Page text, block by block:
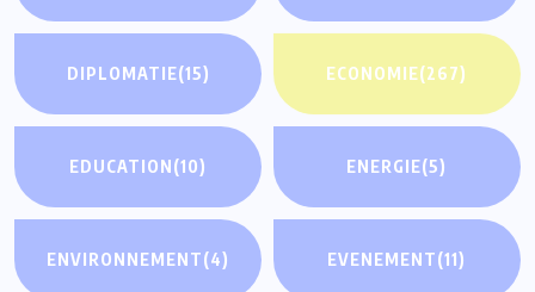
DIPLOMATIE(15) ECONOMIE(267)
EDUCATION(10) ENERGIE(5)
ENVIRONNEMENT(4) EVENEMENT(11)